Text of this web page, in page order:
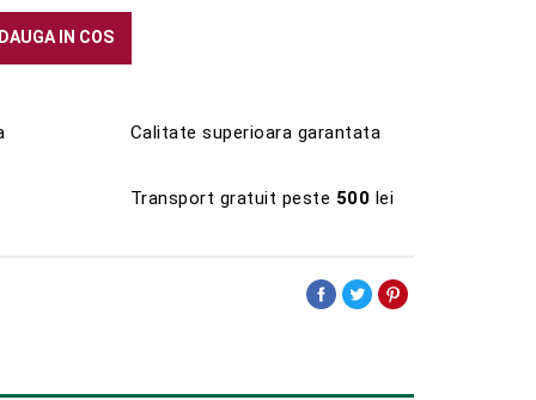
IN COS
Calitate superioara garantata
Transport gratuit peste 500 lei